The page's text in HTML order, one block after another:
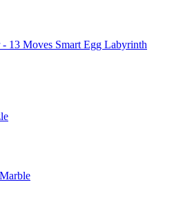
Smart Egg Labyrinth